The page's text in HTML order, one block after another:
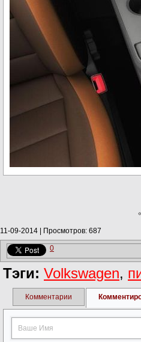
11-09-2014 Просмотров: 687
0
Тэги: Volkswagen,
Комментарии